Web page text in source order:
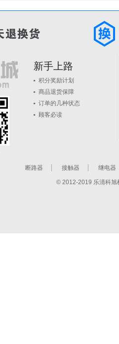
新手上路
积分奖励计划
商品退货保障
订单的几种状态
顾客必读
断路器 接触器 继电器
© 2012-2019 乐清科旭